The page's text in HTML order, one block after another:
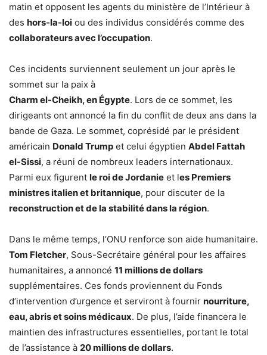
matin et opposent les agents du ministère de l’Intérieur à
des hors-la-loi ou des individus considérés comme des
collaborateurs avec l’occupation.
Ces incidents surviennent seulement un jour après le
sommet sur la paix à
Charm el-Cheikh, en Égypte. Lors de ce sommet, les
dirigeants ont annoncé la fin du conflit de deux ans dans la
bande de Gaza. Le sommet, coprésidé par le président
américain Donald Trump et celui égyptien Abdel Fattah
el-Sissi, a réuni de nombreux leaders internationaux.
Parmi eux figurent le roi de Jordanie et les Premiers
ministres italien et britannique, pour discuter de la
reconstruction et de la stabilité dans la région.
Dans le même temps, l’ONU renforce son aide humanitaire.
Tom Fletcher, Sous-Secrétaire général pour les affaires
humanitaires, a annoncé 11 millions de dollars
supplémentaires. Ces fonds proviennent du Fonds
d’intervention d’urgence et serviront à fournir nourriture,
eau, abris et soins médicaux. De plus, l’aide financera le
maintien des infrastructures essentielles, portant le total
de l’assistance à 20 millions de dollars.